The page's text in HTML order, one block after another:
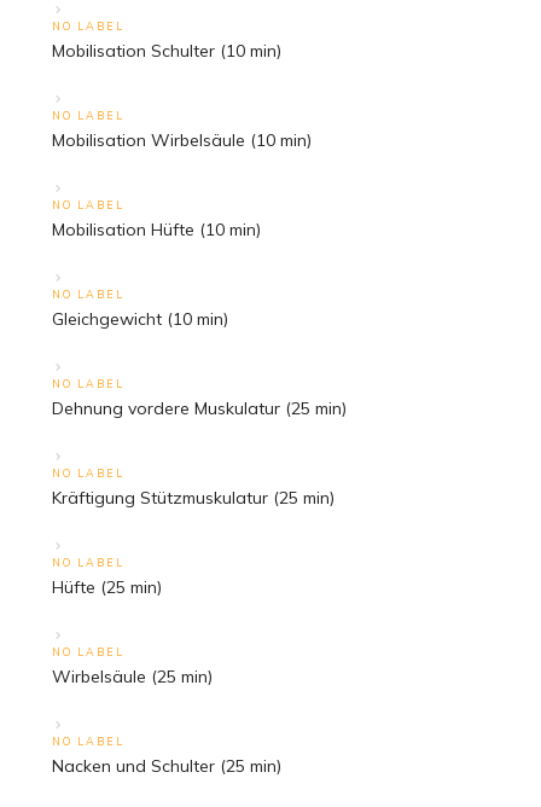
NO LABEL
Mobilisation Schulter (10 min)
NO LABEL
Mobilisation Wirbelsäule (10 min)
NO LABEL
Mobilisation Hüfte (10 min)
NO LABEL
Gleichgewicht (10 min)
NO LABEL
Dehnung vordere Muskulatur (25 min)
NO LABEL
Kräftigung Stützmuskulatur (25 min)
NO LABEL
Hüfte (25 min)
NO LABEL
Wirbelsäule (25 min)
NO LABEL
Nacken und Schulter (25 min)